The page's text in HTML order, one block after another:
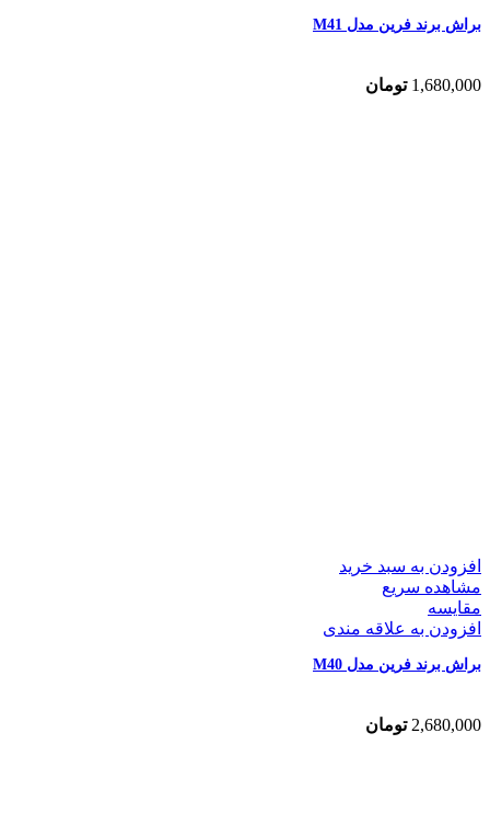
براش برند فرین مدل M41
1,680,000 تومان
افزودن به سبد خرید
مشاهده سریع
مقایسه
افزودن به علاقه مندی
براش برند فرین مدل M40
2,680,000 تومان